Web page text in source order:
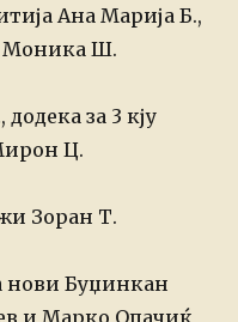
Ана Марија Б.,
Моника Ш.
за 3 кју
Ц.
Зоран Т.
нови Буџинкан